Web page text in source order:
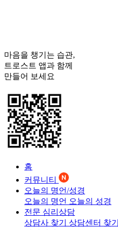
마음을 챙기는 습관,
트로스트 앱과 함께
만들어 보세요
홈
커뮤니티
오늘의 명언/성경
오늘의 명언 오늘의 성경
전문 심리상담
상담사 찾기 상담센터 찾기